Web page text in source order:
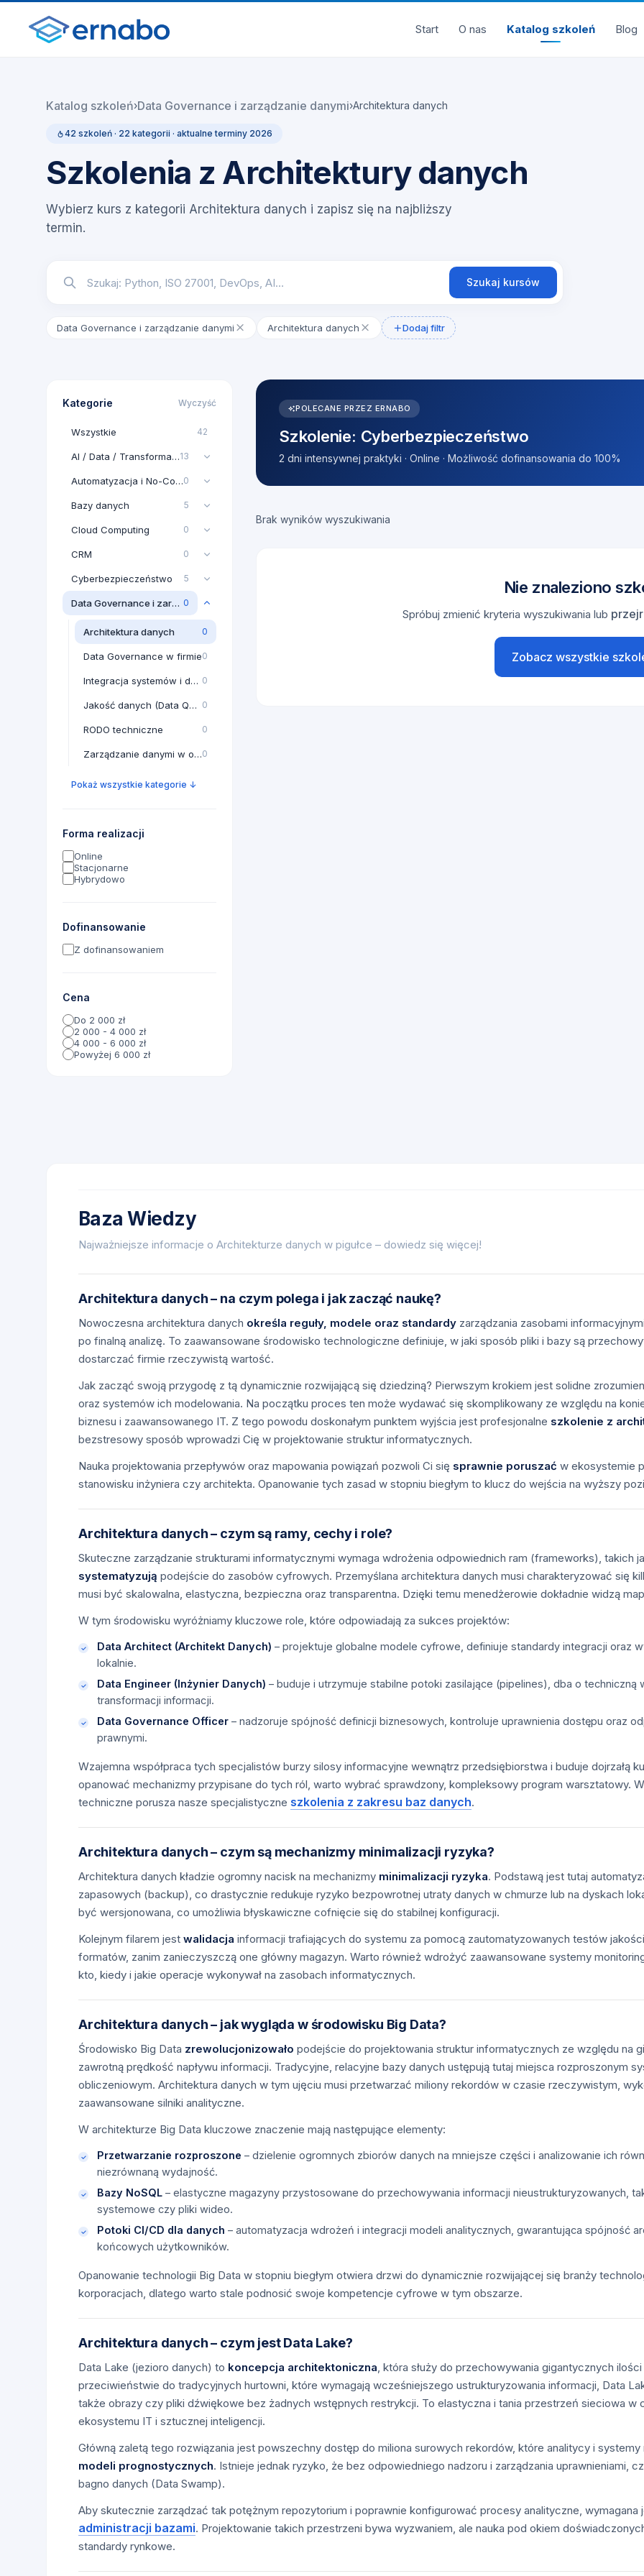
Start O nas Katalog szkoleń Blog
Katalog szkoleń›Data Governance i zarządzanie danymi›Architektura danych
42 szkoleń · 22 kategorii · aktualne terminy 2026
Szkolenia z Architektury danych
Wybierz kurs z kategorii Architektura danych i zapisz się na najbliższy
termin.
Szukaj kursów
Data Governance i zarządzanie danymi Architektura danych Dodaj filtr
Kategorie Wyczyść
Wszystkie 42
AI / Data / Transformacja AI13
Automatyzacja i No-Code0
Bazy danych 5
Cloud Computing 0
CRM 0
Cyberbezpieczeństwo 5
Data Governance i zarządzanie danymi 0
Architektura danych 0
Data Governance w firmie0
Integracja systemów i danych 0
Jakość danych (Data Quality) 0
RODO techniczne 0
Zarządzanie danymi w organizacji0
Pokaż wszystkie kategorie ↓
Forma realizacji
Online
Stacjonarne
Hybrydowo
Dofinansowanie
Z dofinansowaniem
Cena
Do 2 000 zł
2 000 - 4 000 zł
4 000 - 6 000 zł
Powyżej 6 000 zł
POLECANE PRZEZ ERNABO
Szkolenie: Cyberbezpieczeństwo
2 dni intensywnej praktyki · Online · Możliwość dofinansowania do 100%
Brak wyników wyszukiwania
Nie znaleziono
Spróbuj zmienić kryteria wyszukiwania lub
Zobacz wszystkie
Baza Wiedzy
Najważniejsze informacje o Architekturze danych w pigułce – dowiedz się więcej!
Architektura danych – na czym polega i jak zacząć naukę?
Nowoczesna architektura danych określa reguły, modele oraz standardy zarządzania zasobami
po finalną analizę. To zaawansowane środowisko technologiczne definiuje, w jaki sposób pliki i bazy są
dostarczać firmie rzeczywistą wartość.
Jak zacząć swoją przygodę z tą dynamicznie rozwijającą się dziedziną? Pierwszym krokiem jest solidne
oraz systemów ich modelowania. Na początku proces ten może wydawać się skomplikowany ze względu na
biznesu i zaawansowanego IT. Z tego powodu doskonałym punktem wyjścia jest profesjonalne szkolenie z
bezstresowy sposób wprowadzi Cię w projektowanie struktur informatycznych.
Nauka projektowania przepływów oraz mapowania powiązań pozwoli Ci się sprawnie poruszać w ekosystemie
stanowisku inżyniera czy architekta. Opanowanie tych zasad w stopniu biegłym to klucz do wejścia na wyższy
Architektura danych – czym są ramy, cechy i role?
Skuteczne zarządzanie strukturami informatycznymi wymaga wdrożenia odpowiednich ram (frameworks), takich
systematyzują podejście do zasobów cyfrowych. Przemyślana architektura danych musi charakteryzować się
musi być skalowalna, elastyczna, bezpieczna oraz transparentna. Dzięki temu menedżerowie dokładnie widzą
W tym środowisku wyróżniamy kluczowe role, które odpowiadają za sukces projektów:
Data Architect (Architekt Danych) – projektuje globalne modele cyfrowe, definiuje standardy integracji oraz
lokalnie.
Data Engineer (Inżynier Danych) – buduje i utrzymuje stabilne potoki zasilające (pipelines), dba o
transformacji informacji.
Data Governance Officer – nadzoruje spójność definicji biznesowych, kontroluje uprawnienia dostępu oraz
prawnymi.
Wzajemna współpraca tych specjalistów burzy silosy informacyjne wewnątrz przedsiębiorstwa i buduje dojrzałą
opanować mechanizmy przypisane do tych ról, warto wybrać sprawdzony, kompleksowy program warsztatowy.
techniczne porusza nasze specjalistyczne szkolenia z zakresu baz danych.
Architektura danych – czym są mechanizmy minimalizacji ryzyka?
Architektura danych kładzie ogromny nacisk na mechanizmy minimalizacji ryzyka. Podstawą jest tutaj
zapasowych (backup), co drastycznie redukuje ryzyko bezpowrotnej utraty danych w chmurze lub na dyskach
być wersjonowana, co umożliwia błyskawiczne cofnięcie się do stabilnej konfiguracji.
Kolejnym filarem jest walidacja informacji trafiających do systemu za pomocą zautomatyzowanych testów
formatów, zanim zanieczyszczą one główny magazyn. Warto również wdrożyć zaawansowane systemy
kto, kiedy i jakie operacje wykonywał na zasobach informatycznych.
Architektura danych – jak wygląda w środowisku Big Data?
Środowisko Big Data zrewolucjonizowało podejście do projektowania struktur informatycznych ze względu na
zawrotną prędkość napływu informacji. Tradycyjne, relacyjne bazy danych ustępują tutaj miejsca rozproszonym
obliczeniowym. Architektura danych w tym ujęciu musi przetwarzać miliony rekordów w czasie rzeczywistym,
zaawansowane silniki analityczne.
W architekturze Big Data kluczowe znaczenie mają następujące elementy:
Przetwarzanie rozproszone – dzielenie ogromnych zbiorów danych na mniejsze części i analizowanie ich
niezrównaną wydajność.
Bazy NoSQL – elastyczne magazyny przystosowane do przechowywania informacji nieustrukturyzowanych,
systemowe czy pliki wideo.
Potoki CI/CD dla danych – automatyzacja wdrożeń i integracji modeli analitycznych, gwarantująca spójność
końcowych użytkowników.
Opanowanie technologii Big Data w stopniu biegłym otwiera drzwi do dynamicznie rozwijającej się branży
korporacjach, dlatego warto stale podnosić swoje kompetencje cyfrowe w tym obszarze.
Architektura danych – czym jest Data Lake?
Data Lake (jezioro danych) to koncepcja architektoniczna, która służy do przechowywania gigantycznych
przeciwieństwie do tradycyjnych hurtowni, które wymagają wcześniejszego ustrukturyzowania informacji, Data
także obrazy czy pliki dźwiękowe bez żadnych wstępnych restrykcji. To elastyczna i tania przestrzeń sieciowa
ekosystemu IT i sztucznej inteligencji.
Główną zaletą tego rozwiązania jest powszechny dostęp do miliona surowych rekordów, które analitycy i
modeli prognostycznych. Istnieje jednak ryzyko, że bez odpowiedniego nadzoru i zarządzania uprawnieniami,
bagno danych (Data Swamp).
Aby skutecznie zarządzać tak potężnym repozytorium i poprawnie konfigurować procesy analityczne,
administracji bazami. Projektowanie takich przestrzeni bywa wyzwaniem, ale nauka pod okiem
standardy rynkowe.